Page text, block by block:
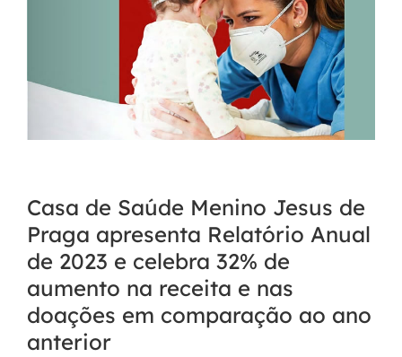
Casa de Saúde Menino Jesus de
Praga apresenta Relatório Anual
de 2023 e celebra 32% de
aumento na receita e nas
doações em comparação ao ano
anterior